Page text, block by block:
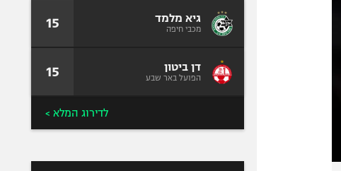
גיא מלמד
מכבי חיפה 15
דן ביטון
הפועל באר שבע 15
לדירוג המלא >